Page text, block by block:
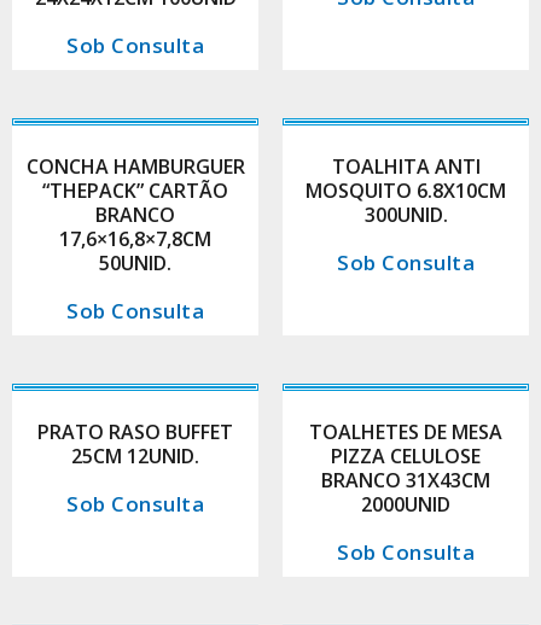
Sob Consulta
CONCHA HAMBURGUER
“THEPACK” CARTÃO
BRANCO
17,6×16,8×7,8CM
50UNID.
Sob Consulta
TOALHITA ANTI
MOSQUITO 6.8X10CM
300UNID.
Sob Consulta
PRATO RASO BUFFET
25CM 12UNID.
Sob Consulta
TOALHETES DE MESA
PIZZA CELULOSE
BRANCO 31X43CM
2000UNID
Sob Consulta